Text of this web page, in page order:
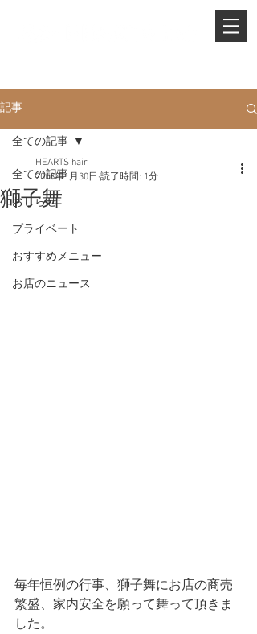
記事
全ての記事
おしらせ
プライベート
おすすめメニュー
お店のニュース
全ての記事
獅子舞
HEARTS hair
2018年1月30日 読了時間: 1分
毎年恒例の行事、獅子舞にお店の商売
繁盛、家内安全を願って舞って頂きま
した。